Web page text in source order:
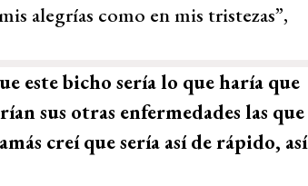
alegrías como en mis tristezas”,
este bicho sería lo que haría que
sus otras enfermedades las que
creí que sería así de rápido, así